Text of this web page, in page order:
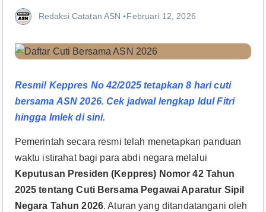
Redaksi Catatan ASN Februari 12, 2026
Resmi! Keppres No 42/2025 tetapkan 8 hari cuti
bersama ASN 2026. Cek jadwal lengkap Idul Fitri
hingga Imlek di sini.
Pemerintah secara resmi telah menetapkan panduan
waktu istirahat bagi para abdi negara melalui
Keputusan Presiden (Keppres) Nomor 42 Tahun
2025 tentang Cuti Bersama Pegawai Aparatur Sipil
Negara Tahun 2026. Aturan yang ditandatangani oleh